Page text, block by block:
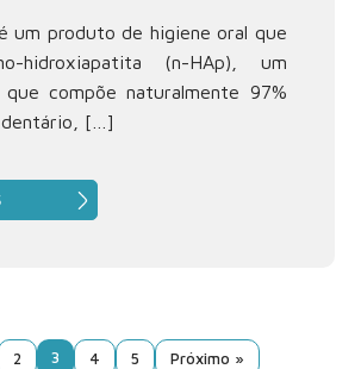
um produto de higiene oral que
hidroxiapatita (n-HAp), um
que compõe naturalmente 97%
[…]
2 3 4 5 Próximo »